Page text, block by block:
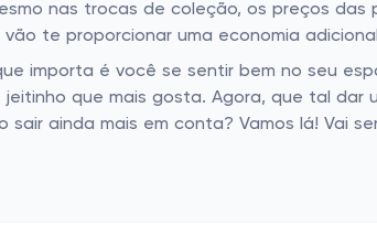
nas trocas de coleção, os preços
te proporcionar uma economia
importa é você se sentir bem no seu
que mais gosta. Agora, que tal dar
sair ainda mais em conta? Vamos lá! Vai